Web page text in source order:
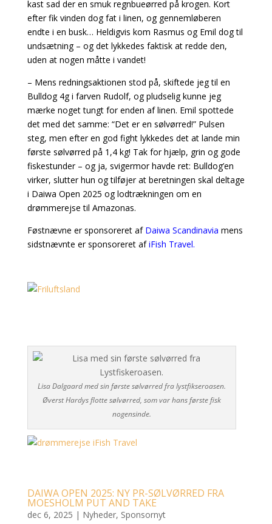
kast sad der en smuk regnbueørred på krogen. Kort
efter fik vinden dog fat i linen, og gennemløberen
endte i en busk… Heldigvis kom Rasmus og Emil dog til
undsætning – og det lykkedes faktisk at redde den,
uden at nogen måtte i vandet!
– Mens redningsaktionen stod på, skiftede jeg til en
Bulldog 4g i farven Rudolf, og pludselig kunne jeg
mærke noget tungt for enden af linen. Emil spottede
det med det samme: “Det er en sølvørred!” Pulsen
steg, men efter en god fight lykkedes det at lande min
første sølvørred på 1,4 kg! Tak for hjælp, grin og gode
fiskestunder – og ja, svigermor havde ret: Bulldog’en
virker, slutter hun og tilføjer at beretningen skal deltage
i Daiwa Open 2025 og lodtrækningen om en
drømmerejse til Amazonas.
Føstnævne er sponsoreret af Daiwa Scandinavia mens
sidstnævnte er sponsoreret af iFish Travel.
Lisa Dalgaard med sin første sølvørred fra lystfikseroasen.
Øverst Hardys flotte sølvørred, som var hans første fisk
nogensinde.
DAIWA OPEN 2025: NY PR-SØLVØRRED FRA
MOESHOLM PUT AND TAKE
dec 6, 2025 | Nyheder, Sponsornyt